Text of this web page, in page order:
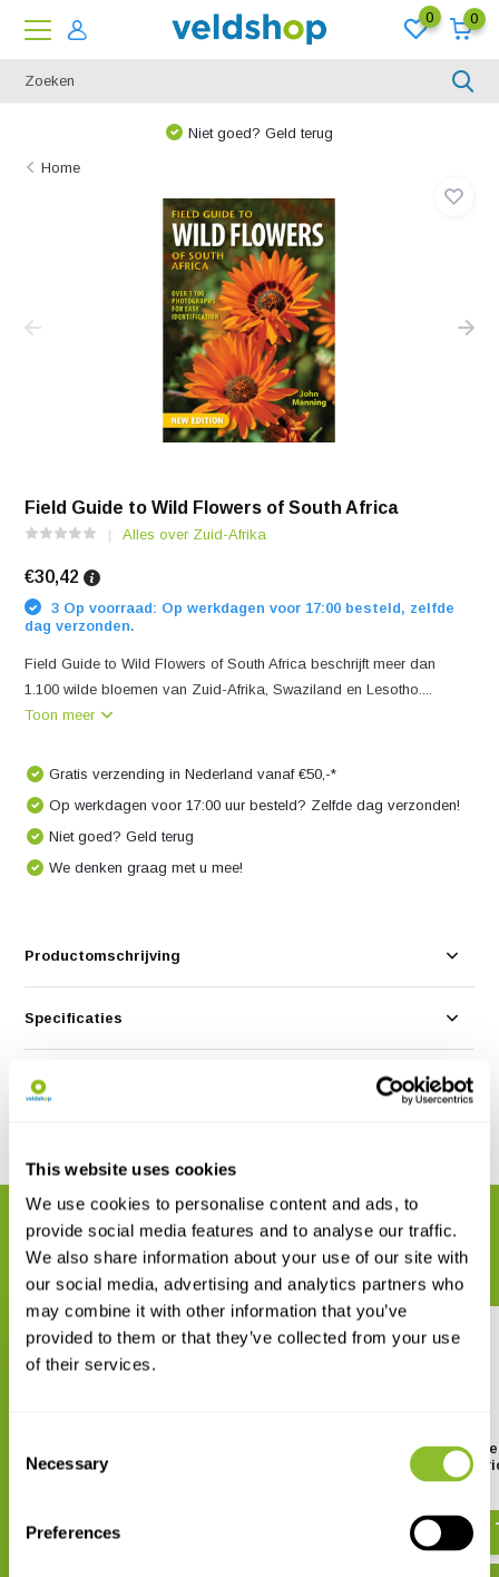
This website uses cookies
We use cookies to personalise content and ads, to
provide social media features and to analyse our traffic.
We also share information about your use of our site with
our social media, advertising and analytics partners who
may combine it with other information that you’ve
provided to them or that they’ve collected from your use
of their services.
Selection
Necessary
Preferences
0 0
Niet goed? Geld terug
Home
Field Guide to Wild Flowers of South Africa
Alles over Zuid-Afrika
€30,42
3 Op voorraad: Op werkdagen voor 17:00 besteld, zelfde
dag verzonden.
Field Guide to Wild Flowers of South Africa beschrijft meer dan
1.100 wilde bloemen van Zuid-Afrika, Swaziland en Lesotho....
Toon meer
Gratis verzending in Nederland vanaf €50,-*
Op werkdagen voor 17:00 uur besteld? Zelfde dag verzonden!
Niet goed? Geld terug
We denken graag met u mee!
Productomschrijving
Specificaties
Reviews
GERELATEERDE PRODUCTEN
Maak uw bestelling compleet
of the Eastern Mediterranean
Saunders' Field
Gladioli of South